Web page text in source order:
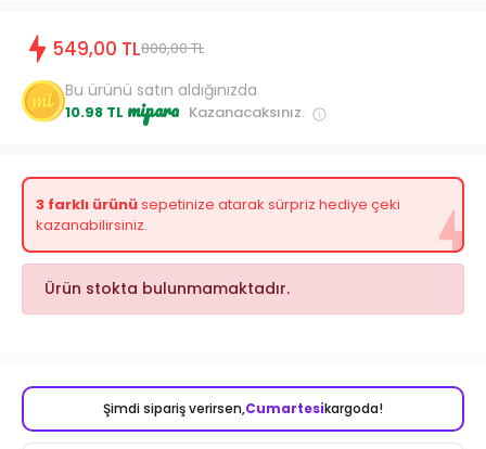
549,00 TL800,00 TL
Bu ürünü satın aldığınızda
10.98 TL mipara Kazanacaksınız.
3 farklı ürünüsepetinize atarak sürpriz hediye çeki
kazanabilirsiniz.
Ürün stokta bulunmamaktadır.
Şimdi sipariş verirsen,Cumartesikargoda!